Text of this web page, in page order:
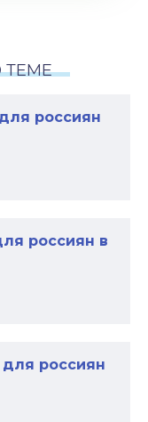
ТЕМЕ
россиян
россиян в
россиян